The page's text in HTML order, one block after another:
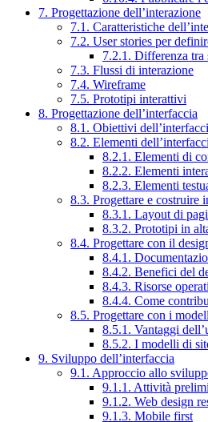
7. Progettazione dell’interazione
7.1. Caratteristiche
7.2. User stories per
7.2.1. Differenza tra
7.3. Flussi di interazione
7.4. Wireframe
7.5. Prototipi interattivi
8. Progettazione dell’interfaccia
8.1. Obiettivi
8.2. Elementi
8.2.1. Elementi di
8.2.2. Elementi
8.2.3. Elementi
8.3. Progettare e costruire
8.3.1. Layout di
8.3.2. Prototipi in
8.4. Progettare con il
8.4.1.
8.4.2. Benefici del
8.4.3. Risorse
8.4.4. Come
8.5. Progettare con i
8.5.1. Vantaggi
8.5.2. I modelli di
9. Sviluppo dell’interfaccia
9.1. Approccio allo
9.1.1. Attività
9.1.2. Web design
9.1.3. Mobile first